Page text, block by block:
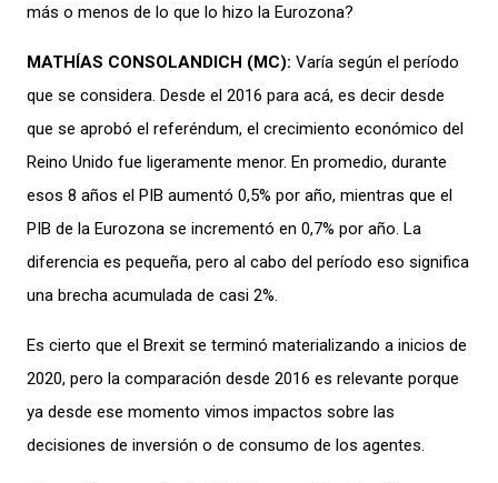
más o menos de lo que lo hizo la Eurozona?
MATHÍAS CONSOLANDICH (MC): Varía según el período
que se considera. Desde el 2016 para acá, es decir desde
que se aprobó el referéndum, el crecimiento económico del
Reino Unido fue ligeramente menor. En promedio, durante
esos 8 años el PIB aumentó 0,5% por año, mientras que el
PIB de la Eurozona se incrementó en 0,7% por año. La
diferencia es pequeña, pero al cabo del período eso significa
una brecha acumulada de casi 2%.
Es cierto que el Brexit se terminó materializando a inicios de
2020, pero la comparación desde 2016 es relevante porque
ya desde ese momento vimos impactos sobre las
decisiones de inversión o de consumo de los agentes.